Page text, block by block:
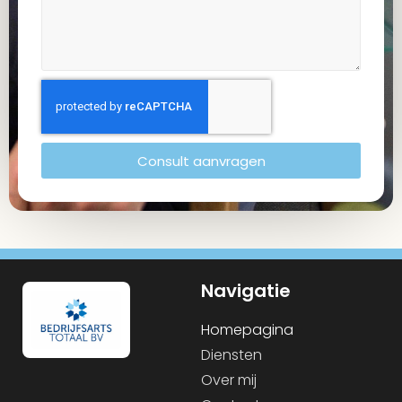
Consult aanvragen
Navigatie
Homepagina
Diensten
Over mij